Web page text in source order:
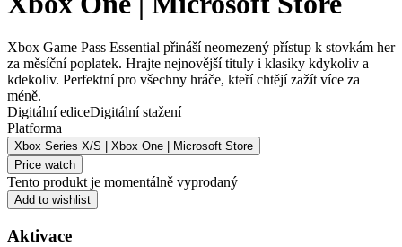
Xbox Game Pass Essential přináší neomezený přístup k stovkám her
za měsíční poplatek. Hrajte nejnovější tituly i klasiky kdykoliv a
kdekoliv. Perfektní pro všechny hráče, kteří chtějí zažít více za
méně.
Digitální ediceDigitální stažení
Platforma
Xbox Series X/S | Xbox One | Microsoft Store
Price watch
Tento produkt je momentálně vyprodaný
Add to wishlist
Aktivace